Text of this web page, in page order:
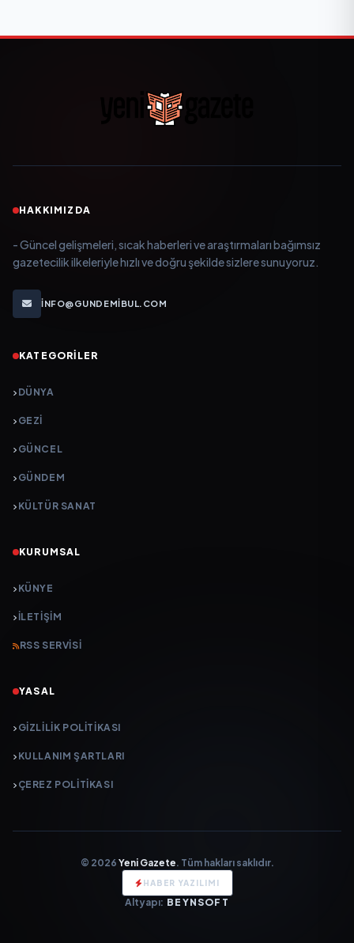
HAKKIMIZDA
- Güncel gelişmeleri, sıcak haberleri ve araştırmaları bağımsız
gazetecilik ilkeleriyle hızlı ve doğru şekilde sizlere sunuyoruz.
INFO@GUNDEMIBUL.COM
KATEGORILER
DÜNYA
GEZI
GÜNCEL
GÜNDEM
KÜLTÜR SANAT
KURUMSAL
KÜNYE
İLETIŞIM
RSS SERVISI
YASAL
GIZLILIK POLITIKASI
KULLANIM ŞARTLARI
ÇEREZ POLITIKASI
© 2026 Yeni Gazete. Tüm hakları saklıdır.
HABER YAZILIMI
Altyapı: BEYNSOFT